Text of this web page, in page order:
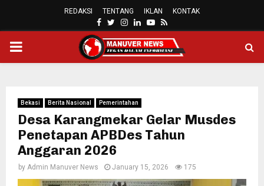
REDAKSI TENTANG IKLAN KONTAK
FACEBOOK
TWITTER
INSTAGRAM
LINKEDINYOUTUBE
RSS
PRIMARY
Bekasi Berita Nasional Pemerintahan
Desa Karangmekar Gelar Musdes
Penetapan APBDes Tahun
Anggaran 2026
by Admin Manuver News January 15, 2026 175